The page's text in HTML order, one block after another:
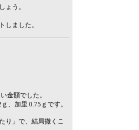
ょう。
しました。
金額でした。
、加里 0.75ｇです。
り」で、結局撒くこ